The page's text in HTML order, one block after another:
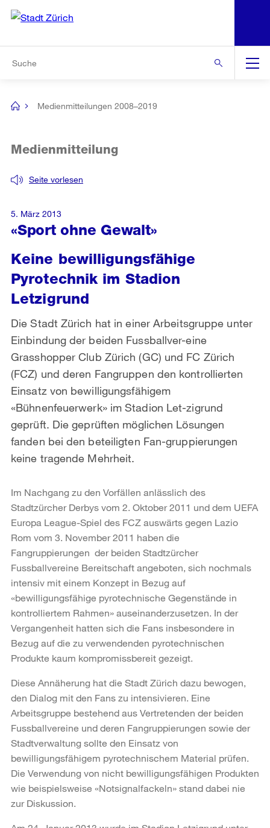
Navigation
[no
Medienmitteilungen 2008–2019
«Sport ohne Gewalt»
Seite vorlesen
Medienmitteilung
Keine bewilligungsfähige
Pyrotechnik im Stadion
Letzigrund
Die Stadt Zürich hat in einer Arbeitsgruppe unter
Einbindung der beiden Fussballver-eine
Grasshopper Club Zürich (GC) und FC Zürich
(FCZ) und deren Fangruppen den kontrollierten
Einsatz von bewilligungsfähigem
«Bühnenfeuerwerk» im Stadion Let-zigrund
geprüft. Die geprüften möglichen Lösungen
fanden bei den beteiligten Fan-gruppierungen
keine tragende Mehrheit.
5. März 2013
Im Nachgang zu den Vorfällen anlässlich des
Stadtzürcher Derbys vom 2. Oktober 2011 und dem UEFA
Europa League-Spiel des FCZ auswärts gegen Lazio
Rom vom 3. November 2011 haben die
Fangruppierungen der beiden Stadtzürcher
Fussballvereine Bereitschaft angeboten, sich nochmals
intensiv mit einem Konzept in Bezug auf
«bewilligungsfähige pyrotechnische Gegenstände in
kontrolliertem Rahmen» auseinanderzusetzen. In der
Vergangenheit hatten sich die Fans insbesondere in
Bezug auf die zu verwendenden pyrotechnischen
Produkte kaum kompromissbereit gezeigt.
Diese Annäherung hat die Stadt Zürich dazu bewogen,
den Dialog mit den Fans zu intensivieren. Eine
Arbeitsgruppe bestehend aus Vertretenden der beiden
Fussballvereine und deren Fangruppierungen sowie der
Stadtverwaltung sollte den Einsatz von
bewilligungsfähigem pyrotechnischem Material prüfen.
Die Verwendung von nicht bewilligungsfähigen Produkten
wie beispielsweise «Notsignalfackeln» stand dabei nie
zur Diskussion.